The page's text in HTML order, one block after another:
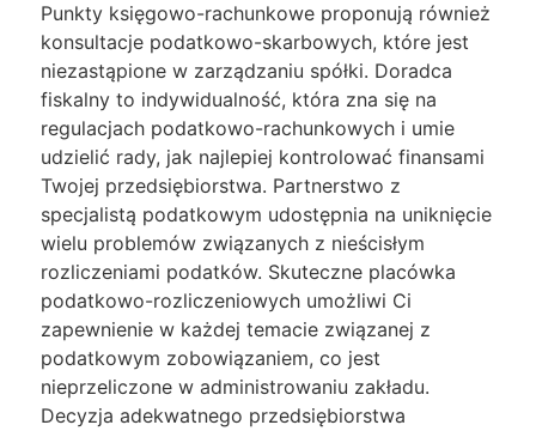
Punkty księgowo-rachunkowe proponują również
konsultacje podatkowo-skarbowych, które jest
niezastąpione w zarządzaniu spółki. Doradca
fiskalny to indywidualność, która zna się na
regulacjach podatkowo-rachunkowych i umie
udzielić rady, jak najlepiej kontrolować finansami
Twojej przedsiębiorstwa. Partnerstwo z
specjalistą podatkowym udostępnia na uniknięcie
wielu problemów związanych z nieścisłym
rozliczeniami podatków. Skuteczne placówka
podatkowo-rozliczeniowych umożliwi Ci
zapewnienie w każdej temacie związanej z
podatkowym zobowiązaniem, co jest
nieprzeliczone w administrowaniu zakładu.
Decyzja adekwatnego przedsiębiorstwa